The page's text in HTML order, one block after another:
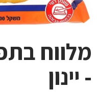
- יינון